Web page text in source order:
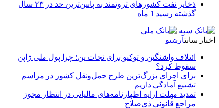
ذخایر نفت کشورهای ثروتمند به پایین‌ترین حد در ۲۳ سال
گذشته رسید 1 ماه
اخبار سایتآرشیو
ائتلاف واشنگتن و توکیو برای نجات ین؛ چرا پول ملی ژاپن
سقوط کرد؟
برای اجرای بزرگ‌ترین طرح حمل‌ونقل کشور در مراسم
تشییع آمادگی داریم
تمدید مهلت ارایه اظهارنامه‌های مالیاتی در انتظار مجوز
مراجع قانونی ذی‌‏صلاح